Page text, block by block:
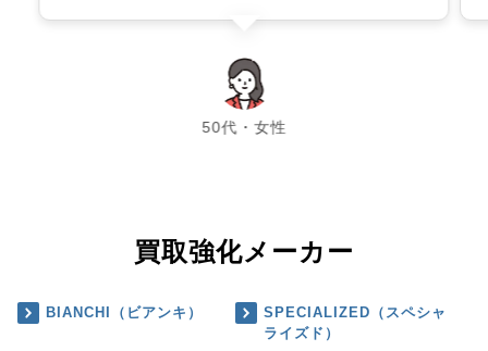
50代・女性
chevron_left chevron_right
買取強化メーカー
BIANCHI（ビアンキ）
SPECIALIZED（スペシャ
ライズド）